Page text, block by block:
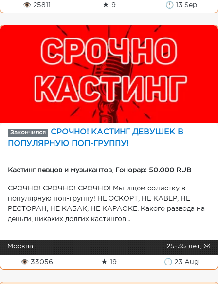
👁 25811 ★ 9 🕒 13 Sep
Закончился
СРОЧНО! КАСТИНГ ДЕВУШЕК В
ПОПУЛЯРНУЮ ПОП-ГРУППУ!
Кастинг певцов и музыкантов Гонорар: 50.000 RUB
СРОЧНО! СРОЧНО! СРОЧНО! Мы ищем солистку в
популярную поп-группу! НЕ ЭСКОРТ, НЕ КАВЕР, НЕ
РЕСТОРАН, НЕ КАБАК, НЕ КАРАОКЕ. Какого развода на
деньги, никаких долгих кастингов...
Москва 25-35 лет, Ж
👁 33056 ★ 19 🕒 23 Aug